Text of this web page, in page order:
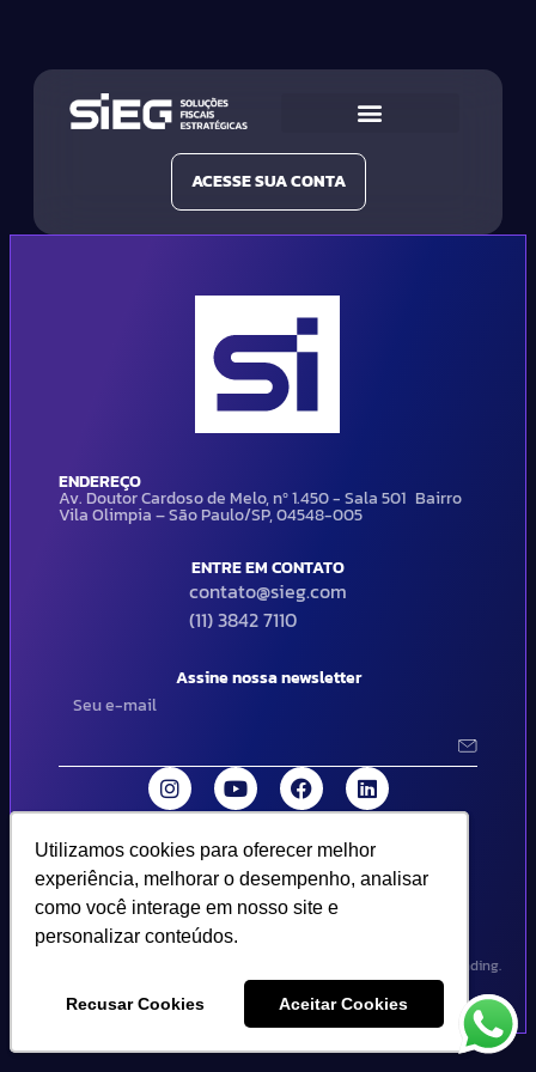
Utilizamos cookies para oferecer melhor
experiência, melhorar o desempenho, analisar
como você interage em nosso site e
personalizar conteúdos.
Recusar Cookies Aceitar Cookies
Utilizamos cookies para oferecer melhor
experiência, melhorar o desempenho, analisar
como você interage em nosso site e
personalizar conteúdos.
Recusar Cookies Aceitar Cookies
ACESSE SUA CONTA
ENDEREÇO
Av. Doutor Cardoso de Melo, nº 1.450 - Sala 501 Bairro
Vila Olimpia – São Paulo/SP, 04548-005
ENTRE EM CONTATO
contato@sieg.com
(11) 3842 7110
Assine nossa newsletter
© 2024 SIEG Soluções Fiscais Estratégicas. Todos os direitos
reservados | Termos de uso e política de privacidade..
Design por Empória Branding.